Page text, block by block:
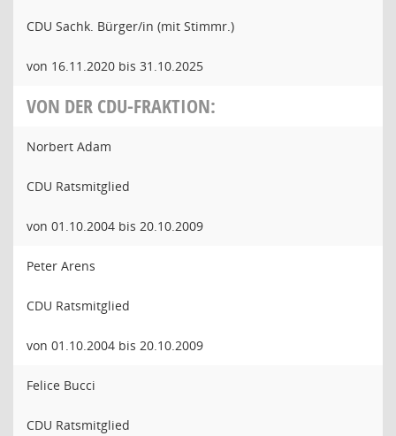
CDU Sachk. Bürger/in (mit Stimmr.)
von 16.11.2020 bis 31.10.2025
VON DER CDU-FRAKTION:
Norbert Adam
CDU Ratsmitglied
von 01.10.2004 bis 20.10.2009
Peter Arens
CDU Ratsmitglied
von 01.10.2004 bis 20.10.2009
Felice Bucci
CDU Ratsmitglied